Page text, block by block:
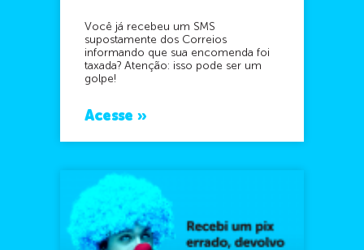
Você já recebeu um SMS
supostamente dos Correios
informando que sua encomenda foi
taxada? Atenção: isso pode ser um
golpe!
Acesse »